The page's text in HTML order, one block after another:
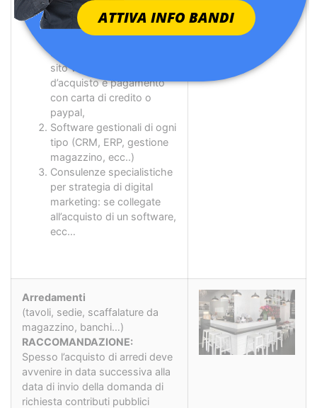
Esempi:
Sito E-commerce (non
deve essere un semplice
sito vetrina) con carrello
d’acquisto e pagamento
con carta di credito o
paypal,
Software gestionali di ogni
tipo (CRM, ERP, gestione
magazzino, ecc..)
Consulenze specialistiche
per strategia di digital
marketing: se collegate
all’acquisto di un software,
ecc…
Arredamenti
(tavoli, sedie, scaffalature da
magazzino, banchi…)
RACCOMANDAZIONE:
Spesso l’acquisto di arredi deve
avvenire in data successiva alla
data di invio della domanda di
richiesta contributi pubblici
ATTIVA INFO BANDI